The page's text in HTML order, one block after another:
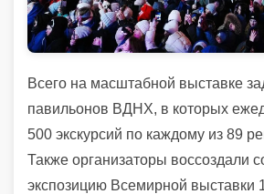
Всего на масштабной выставке
павильонов ВДНХ, в которых
500 экскурсий по каждому из 89
Также организаторы воссоздали
экспозицию Всемирной выставки